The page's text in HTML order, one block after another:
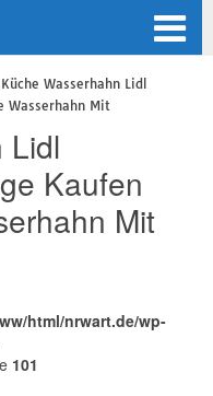
Küche Wasserhahn Lidl
Wasserhahn Mit
Lidl
Kaufen
Mit
html/nrwart.de/wp-
101